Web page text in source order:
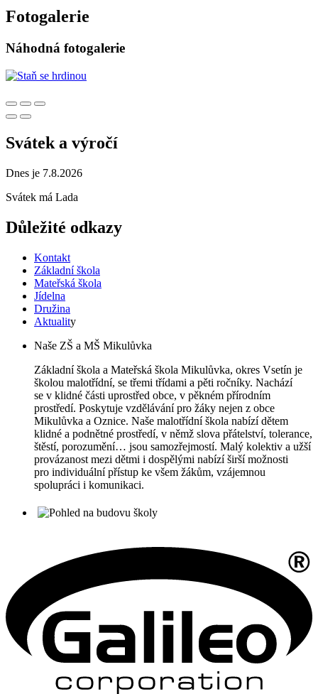
Fotogalerie
Náhodná fotogalerie
Svátek a výročí
Dnes je 7.8.2026
Svátek má Lada
Důležité odkazy
Kontakt
Základní škola
Mateřská škola
Jídelna
Družina
Aktuality
Naše ZŠ a MŠ Mikulůvka
Základní škola a Mateřská škola Mikulůvka, okres Vsetín je
školou malotřídní, se třemi třídami a pěti ročníky. Nachází
se v klidné části uprostřed obce, v pěkném přírodním
prostředí. Poskytuje vzdělávání pro žáky nejen z obce
Mikulůvka a Oznice. Naše malotřídní škola nabízí dětem
klidné a podnětné prostředí, v němž slova přátelství, tolerance,
štěstí, porozumění… jsou samozřejmostí. Malý kolektiv a užší
provázanost mezi dětmi i dospělými nabízí širší možnosti
pro individuální přístup ke všem žákům, vzájemnou
spolupráci i komunikaci.